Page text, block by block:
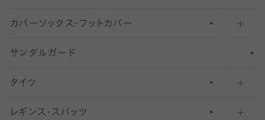
五本指ソックス・靴下
足袋ソックス・靴下
無地・プレーンソックス・靴下
柄ソックス・靴下
カバーソックス・フットカバー
フットカバー・カバーソックス（深め）
フットカバー・カバーソックス（ふつう）
フットカバー・カバーソックス（浅め）
サンダルガード
タイツ
30デニール以下のタイツ（薄手タイツ）
レギンス・スパッツ